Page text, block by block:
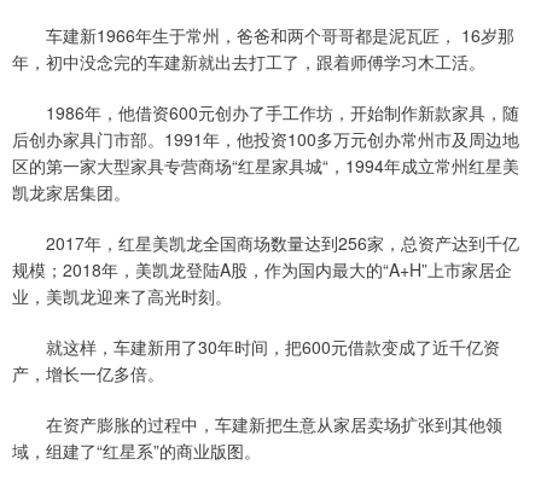
车建新1966年生于常州，爸爸和两个哥哥都是泥瓦匠， 16岁那
年，初中没念完的车建新就出去打工了，跟着师傅学习木工活。
1986年，他借资600元创办了手工作坊，开始制作新款家具，随
后创办家具门市部。1991年，他投资100多万元创办常州市及周边地
区的第一家大型家具专营商场“红星家具城“，1994年成立常州红星美
凯龙家居集团。
2017年，红星美凯龙全国商场数量达到256家，总资产达到千亿
规模；2018年，美凯龙登陆A股，作为国内最大的“A+H”上市家居企
业，美凯龙迎来了高光时刻。
就这样，车建新用了30年时间，把600元借款变成了近千亿资
产，增长一亿多倍。
在资产膨胀的过程中，车建新把生意从家居卖场扩张到其他领
域，组建了“红星系”的商业版图。